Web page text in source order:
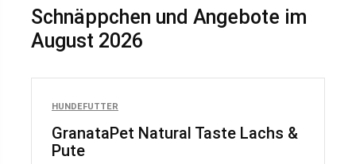
Schnäppchen und Angebote im
August 2026
HUNDEFUTTER
GranataPet Natural Taste Lachs &
Pute